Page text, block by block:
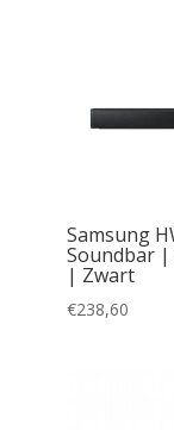
Samsung
Soundbar |
| Zwart
€238,60